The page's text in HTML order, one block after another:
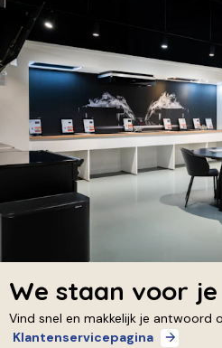
We staan voor
Vind snel en makkelijk je antwoord
Klantenservicepagina